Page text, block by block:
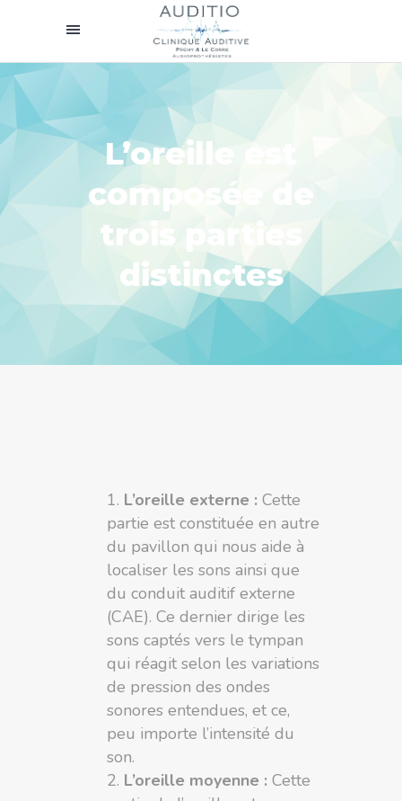
L’oreille est
composée de
trois parties
distinctes
L’oreille externe : Cette
partie est constituée en autre
du pavillon qui nous aide à
localiser les sons ainsi que
du conduit auditif externe
(CAE). Ce dernier dirige les
sons captés vers le tympan
qui réagit selon les variations
de pression des ondes
sonores entendues, et ce,
peu importe l’intensité du
son.
L’oreille moyenne : Cette